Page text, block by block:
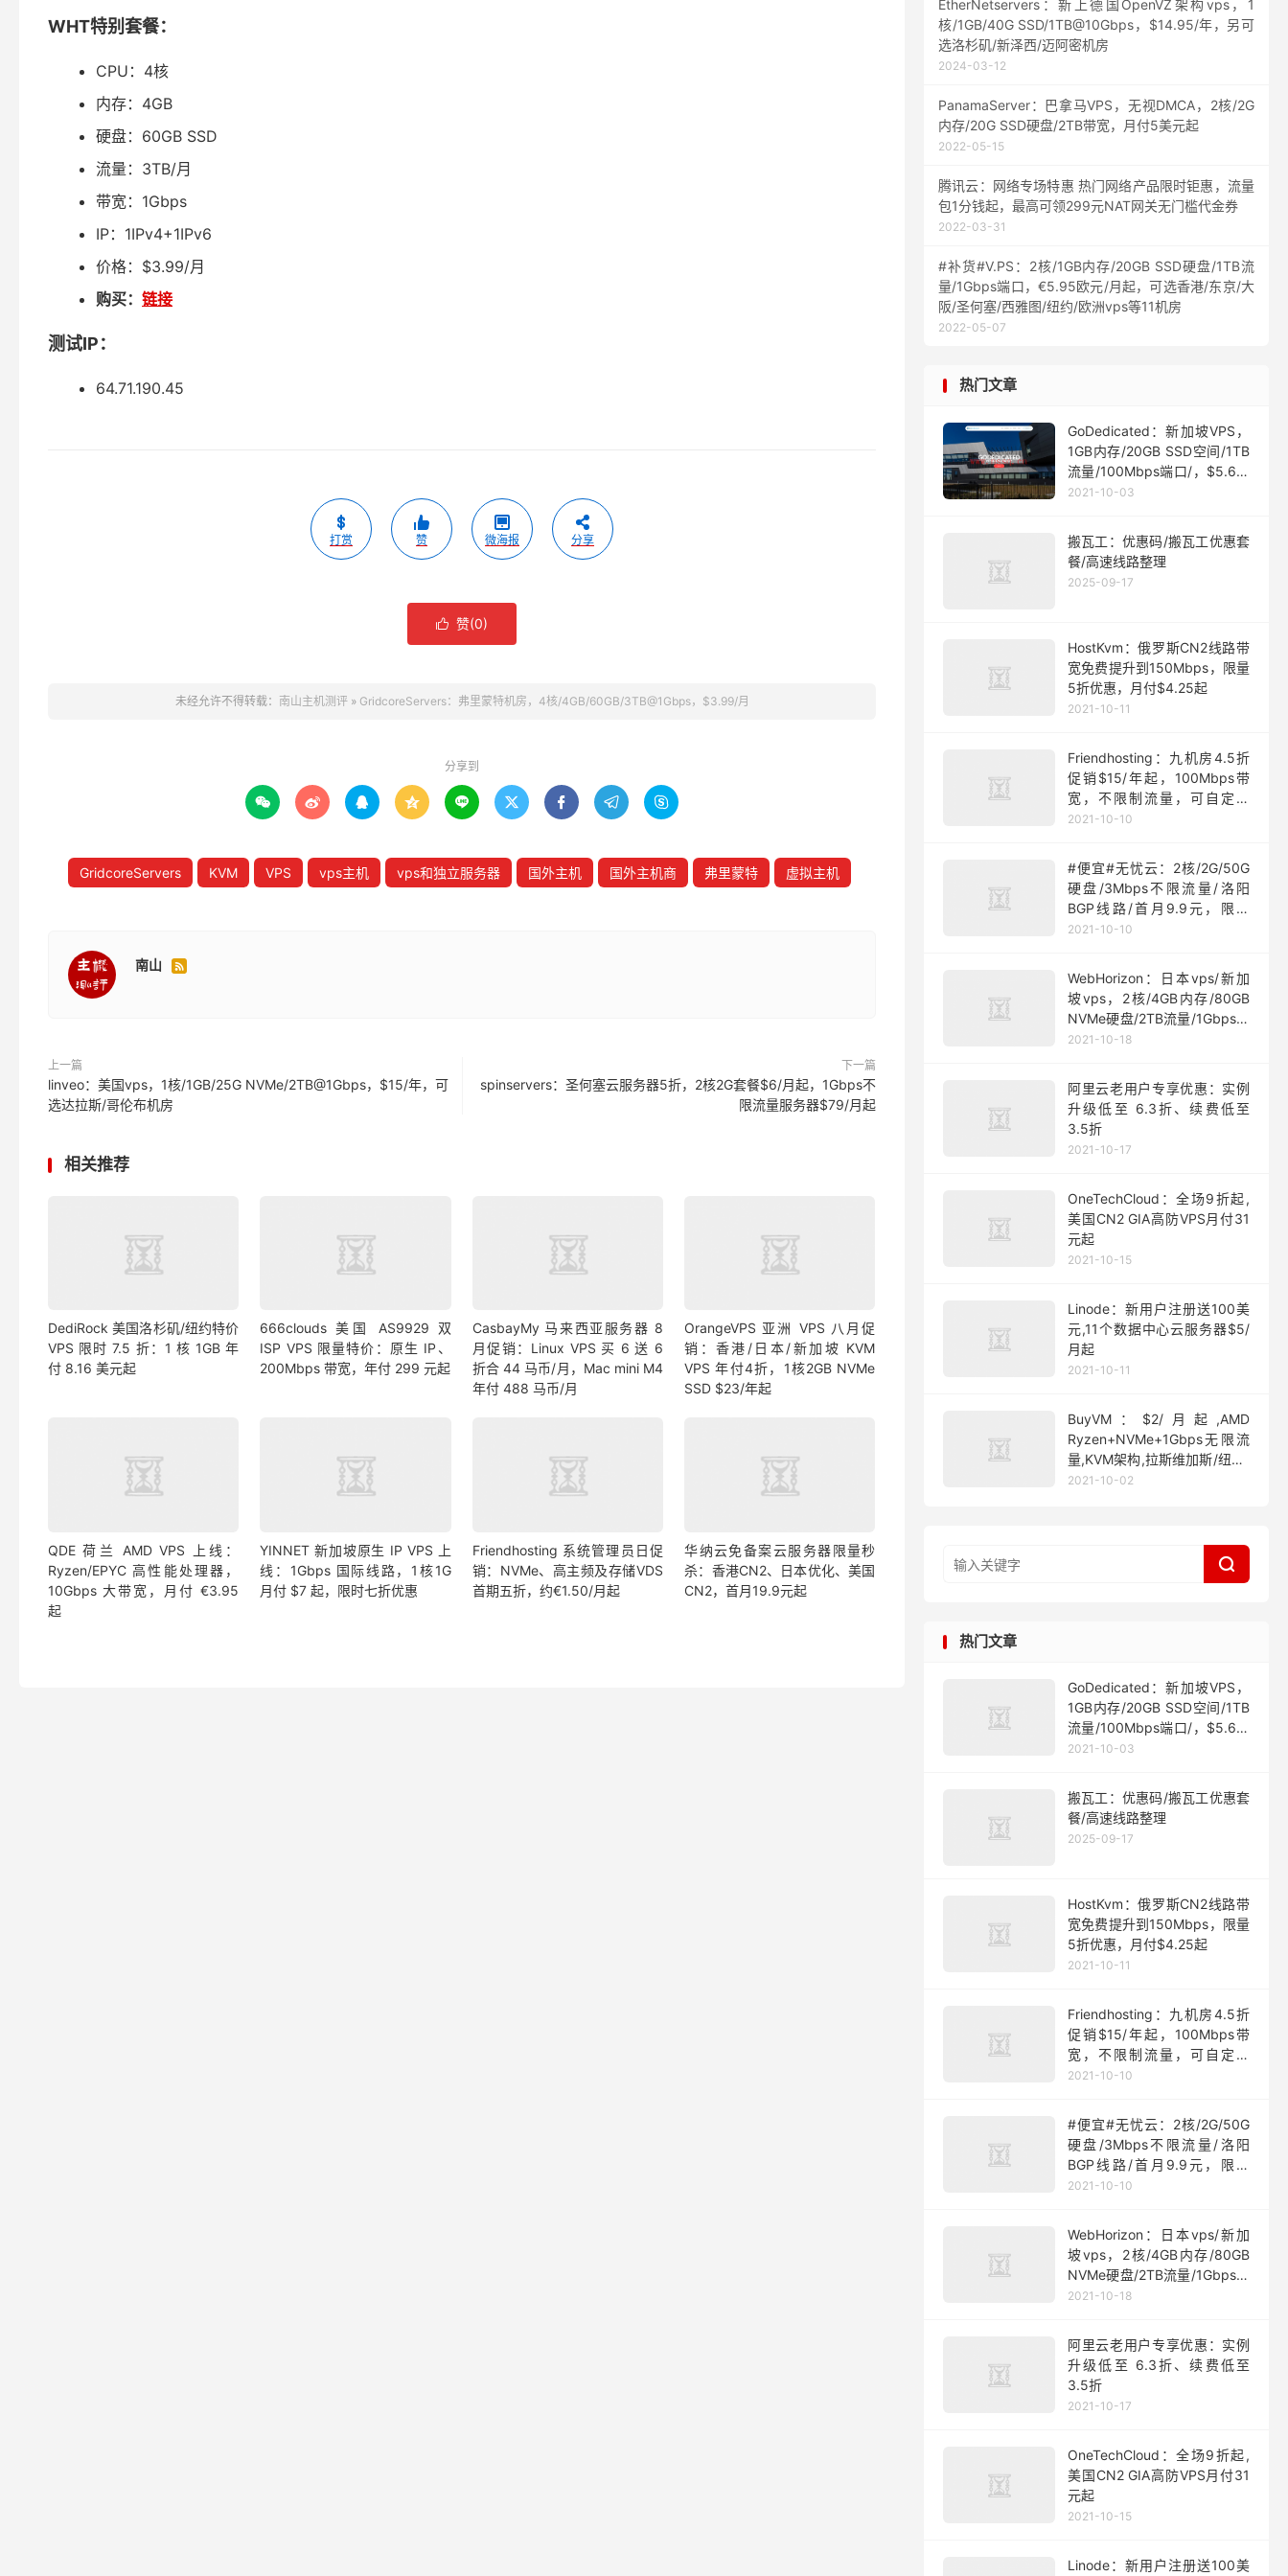
WHT特别套餐：
CPU：4核
内存：4GB
硬盘：60GB SSD
流量：3TB/月
带宽：1Gbps
IP：1IPv4+1IPv6
价格：$3.99/月
购买： 链接
测试IP：
64.71.190.45
打赏 赞 微海报 分享
 赞(0)
未经允许不得转载： 南山主机测评» GridcoreServers：弗里蒙特机房，4核/4GB/60GB/3TB@1Gbps，$3.99/月
分享到
        
GridcoreServers KVM VPS vps主机 vps和独立服务器 国外主机 国外主机商 弗里蒙特 虚拟主机
南山 
上一篇
linveo：美国vps，1核/1GB/25G NVMe/2TB@1Gbps，$15/年，可
选达拉斯/哥伦布机房
下一篇
spinservers：圣何塞云服务器5折，2核2G套餐$6/月起，1Gbps不
限流量服务器$79/月起
相关推荐
DediRock 美国洛杉矶/纽约特价
VPS 限时 7.5 折：1 核 1GB 年
付 8.16 美元起
666clouds 美国 AS9929 双
ISP VPS 限量特价：原生 IP、
200Mbps 带宽，年付 299 元起
CasbayMy 马来西亚服务器 8
月促销：Linux VPS 买 6 送 6
折合 44 马币/月，Mac mini M4
年付 488 马币/月
OrangeVPS 亚洲 VPS 八月促
销：香港/日本/新加坡 KVM
VPS 年付4折，1核2GB NVMe
SSD $23/年起
QDE 荷兰 AMD VPS 上线：
Ryzen/EPYC 高性能处理器，
10Gbps 大带宽，月付 €3.95
起
YINNET 新加坡原生 IP VPS 上
线：1Gbps 国际线路，1核1G
月付 $7 起，限时七折优惠
Friendhosting 系统管理员日促
销：NVMe、高主频及存储VDS
首期五折，约€1.50/月起
华纳云免备案云服务器限量秒
杀：香港CN2、日本优化、美国
CN2，首月19.9元起
EtherNetservers：新上德国OpenVZ架构vps，1
核/1GB/40G SSD/1TB@10Gbps，$14.95/年，另可
选洛杉矶/新泽西/迈阿密机房
2024-03-12
PanamaServer：巴拿马VPS，无视DMCA，2核/2G
内存/20G SSD硬盘/2TB带宽，月付5美元起
2022-05-15
腾讯云：网络专场特惠 热门网络产品限时钜惠，流量
包1分钱起，最高可领299元NAT网关无门槛代金券
2022-03-31
#补货#V.PS：2核/1GB内存/20GB SSD硬盘/1TB流
量/1Gbps端口，€5.95欧元/月起，可选香港/东京/大
阪/圣何塞/西雅图/纽约/欧洲vps等11机房
2022-05-07
热门文章
GoDedicated：新加坡VPS，
1GB内存/20GB SSD空间/1TB
流量/100Mbps端口/，$5.63/
月起
2021-10-03
搬瓦工：优惠码/搬瓦工优惠套
餐/高速线路整理
2025-09-17
HostKvm：俄罗斯CN2线路带
宽免费提升到150Mbps，限量
5折优惠，月付$4.25起
2021-10-11
Friendhosting：九机房4.5折
促销$15/年起，100Mbps带
宽，不限制流量，可自定义
ISO
2021-10-10
#便宜#无忧云：2核/2G/50G
硬盘/3Mbps不限流量/洛阳
BGP线路/首月9.9元，限量
200台
2021-10-10
WebHorizon：日本vps/新加
坡vps，2核/4GB内存/80GB
NVMe硬盘/2TB流量/1Gbps端
口，$5/月起
2021-10-18
阿里云老用户专享优惠：实例
升级低至 6.3折、续费低至
3.5折
2021-10-17
OneTechCloud：全场9折起,
美国CN2 GIA高防VPS月付31
元起
2021-10-15
Linode：新用户注册送100美
元,11个数据中心云服务器$5/
月起
2021-10-11
BuyVM：$2/月起,AMD
Ryzen+NVMe+1Gbps无限流
量,KVM架构,拉斯维加斯/纽约/
迈阿密
2021-10-02

热门文章
GoDedicated：新加坡VPS，
1GB内存/20GB SSD空间/1TB
流量/100Mbps端口/，$5.63/
月起
2021-10-03
搬瓦工：优惠码/搬瓦工优惠套
餐/高速线路整理
2025-09-17
HostKvm：俄罗斯CN2线路带
宽免费提升到150Mbps，限量
5折优惠，月付$4.25起
2021-10-11
Friendhosting：九机房4.5折
促销$15/年起，100Mbps带
宽，不限制流量，可自定义
ISO
2021-10-10
#便宜#无忧云：2核/2G/50G
硬盘/3Mbps不限流量/洛阳
BGP线路/首月9.9元，限量
200台
2021-10-10
WebHorizon：日本vps/新加
坡vps，2核/4GB内存/80GB
NVMe硬盘/2TB流量/1Gbps端
口，$5/月起
2021-10-18
阿里云老用户专享优惠：实例
升级低至 6.3折、续费低至
3.5折
2021-10-17
OneTechCloud：全场9折起,
美国CN2 GIA高防VPS月付31
元起
2021-10-15
Linode：新用户注册送100美